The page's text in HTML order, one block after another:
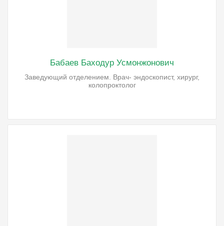
Бабаев Баходур Усмонжонович
Заведующий отделением. Врач- эндоскопист, хирург,
колопроктолог